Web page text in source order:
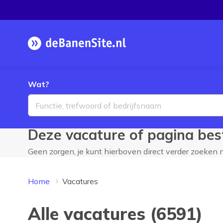
Homepage
Wat?
Deze vacature of pagina
Geen zorgen, je kunt hierboven direct verder zoeken
Home Vacatures
Alle vacatures (6591)